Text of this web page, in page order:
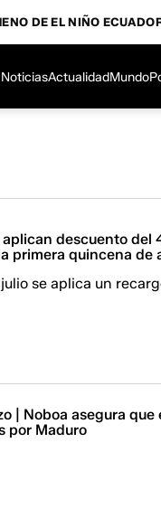
DE EL NIÑO
ActualidadMundo
descuento del
primera quincena de
se aplica un
| Noboa asegura
por Maduro